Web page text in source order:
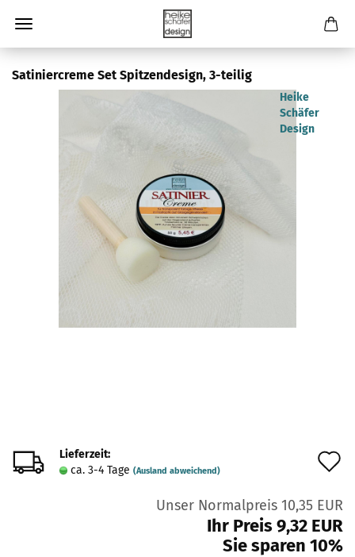
Satiniercreme Set Spitzendesign, 3-teilig
Heike
Schäfer
Design
Lieferzeit:
ca. 3-4 Tage (Ausland abweichend)
Unser Normalpreis 10,35 EUR
Ihr Preis 9,32 EUR
Sie sparen 10%